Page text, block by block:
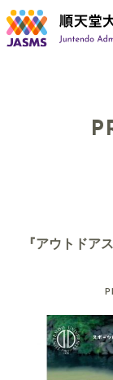
『アウトドア